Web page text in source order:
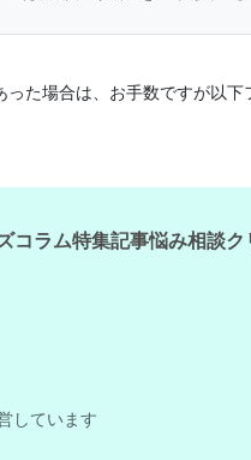
た場合は、お手数ですが以
コラム特集記事悩み相談ク
しています